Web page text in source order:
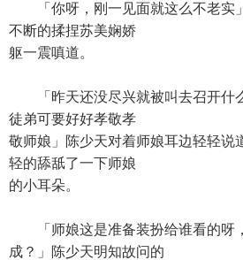
「你呀，刚一见面就这么不老实
不断的揉捏苏美娴娇
躯一震嗔道。
「昨天还没尽兴就被叫去召开什
徒弟可要好好孝敬孝
敬师娘」陈少天对着师娘耳边轻轻说
轻的舔舐了一下师娘
的小耳朵。
「师娘这是准备装扮给谁看的呀
成？」陈少天明知故问的